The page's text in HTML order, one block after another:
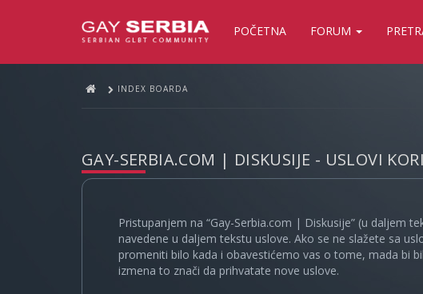
POČETNA FORUM
INDEX BOARDA
GAY-SERBIA.COM | DISKUSIJE - USLOVI
Pristupanjem na “Gay-Serbia.com | Diskusije” (u daljem
navedene u daljem tekstu uslove. Ako se ne slažete sa
promeniti bilo kada i obavestićemo vas o tome, mada bi
izmena to znači da prihvatate nove uslove.